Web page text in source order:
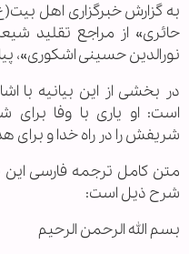
به گزارش خبرگزاری اهل
حائری» از مراجع تقلید
نورالدین حسینی اشکوری»،
در بخشی از این بیانیه با
است: او یاری با وفا
شریفش را در راه خدا و برای
متن کامل ترجمه فارسی این
شرح ذیل است:
بسم الله الرحمن الرحیم